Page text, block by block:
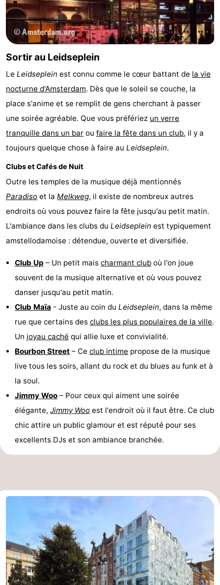
Sortir au Leidseplein
Le Leidseplein est connu comme le cœur battant de la vie
nocturne d'Amsterdam. Dès que le soleil se couche, la
place s'anime et se remplit de gens cherchant à passer
une soirée agréable. Que vous préfériez un verre
tranquille dans un bar ou faire la fête dans un club, il y a
toujours quelque chose à faire au Leidseplein.
Clubs et Cafés de Nuit
Outre les temples de la musique déjà mentionnés
Paradiso et la Melkweg, il existe de nombreux autres
endroits où vous pouvez faire la fête jusqu'au petit matin.
L'ambiance dans les clubs du Leidseplein est typiquement
amstellodamoise : détendue, ouverte et diversifiée.
Club Up – Un petit mais charmant club où l'on joue
souvent de la musique alternative et où vous pouvez
danser jusqu'au petit matin.
Club Maïa - Juste au coin du Leidseplein, dans la même
rue que certains des clubs les plus populaires de la ville.
Un joyau caché qui allie luxe et convivialité.
Bourbon Street – Ce club intime propose de la musique
live tous les soirs, allant du rock et du blues au funk et à
la soul.
Jimmy Woo – Pour ceux qui aiment une soirée
élégante, Jimmy Woo est l'endroit où il faut être. Ce club
chic attire un public glamour et est réputé pour ses
excellents DJs et son ambiance branchée.